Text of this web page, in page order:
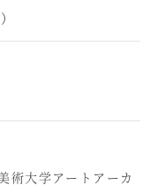
術大学アートアーカ